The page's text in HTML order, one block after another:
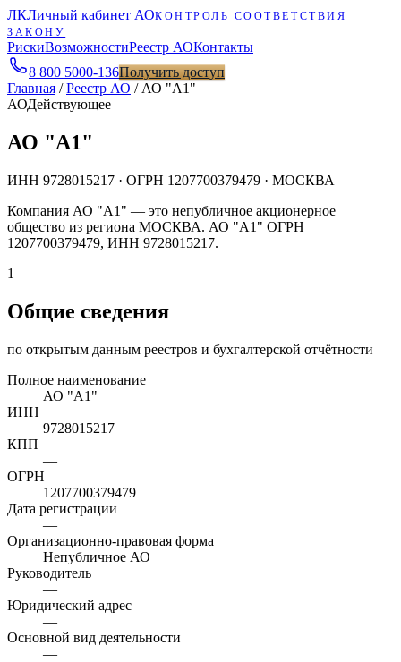
ЛКЛичный кабинет АОКОНТРОЛЬ СООТВЕТСТВИЯ
ЗАКОНУ
РискиВозможностиРеестр АОКонтакты
8 800 5000-136Получить доступ
Главная /Реестр АО / АО "А1"
АОДействующее
АО "А1"
ИНН 9728015217 · ОГРН 1207700379479 · МОСКВА
Компания АО "А1" — это непубличное акционерное
общество из региона МОСКВА. АО "А1" ОГРН
1207700379479, ИНН 9728015217.
1
Общие сведения
по открытым данным реестров и бухгалтерской отчётности
Полное наименование
АО "А1"
ИНН
9728015217
КПП
—
ОГРН
1207700379479
Дата регистрации
—
Организационно-правовая форма
Непубличное АО
Руководитель
—
Юридический адрес
—
Основной вид деятельности
—